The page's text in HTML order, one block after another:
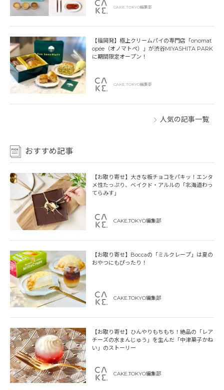
CAKE.TOKYO編集部
【福岡発】極上クリームパイの専門店「onomat
opée（オノマトペ）」が渋谷MIYASHITA PARK
に期間限定オープン！
CAKE.TOKYO編集部
人気の記事一覧
おすすめ記事
【お取り寄せ】大きな板チョコをパキッ！エンタ
メ性たっぷり、ベイクド・アルルの「北海道わっ
てらみす」
CAKE.TOKYO編集部
【お取り寄せ】Boccaの「ミルクレープ」は夏の
おやつにもぴったり！
CAKE.TOKYO編集部
【お取り寄せ】ひんやりもちもち！絶品の「レア
チーズの水まんじゅう」を生んだ「中津菓子かね
い」のストーリー
CAKE.TOKYO編集部